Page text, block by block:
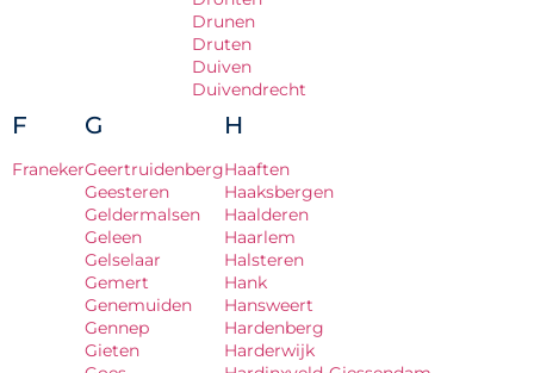
Drunen
Druten
Duiven
Duivendrecht
F
Franeker
G
Geertruidenberg
Geesteren
Geldermalsen
Geleen
Gelselaar
Gemert
Genemuiden
Gennep
Gieten
H
Haaften
Haaksbergen
Haalderen
Haarlem
Halsteren
Hank
Hansweert
Hardenberg
Harderwijk